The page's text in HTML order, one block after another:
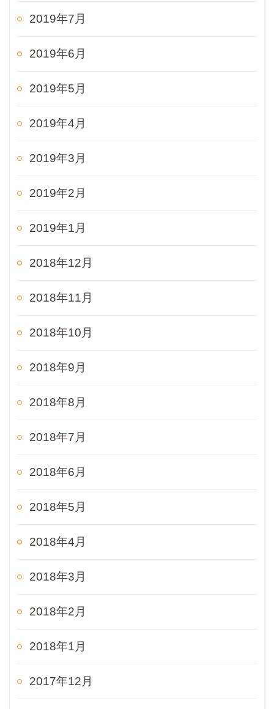
2019年7月
2019年6月
2019年5月
2019年4月
2019年3月
2019年2月
2019年1月
2018年12月
2018年11月
2018年10月
2018年9月
2018年8月
2018年7月
2018年6月
2018年5月
2018年4月
2018年3月
2018年2月
2018年1月
2017年12月